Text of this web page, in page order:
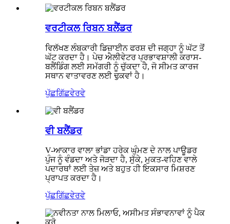
ਵਰਟੀਕਲ ਰਿਬਨ ਬਲੈਂਡਰ
ਵਿਲੱਖਣ ਲੰਬਕਾਰੀ ਡਿਜ਼ਾਈਨ ਫਰਸ਼ ਦੀ ਜਗ੍ਹਾ ਨੂੰ ਘੱਟ ਤੋਂ
ਘੱਟ ਕਰਦਾ ਹੈ। ਪੇਚ ਐਲੀਵੇਟਰ ਪ੍ਰਭਾਵਸ਼ਾਲੀ ਕਰਾਸ-
ਬਲੈਂਡਿੰਗ ਲਈ ਸਮੱਗਰੀ ਨੂੰ ਚੁੱਕਦਾ ਹੈ, ਜੋ ਸੀਮਤ ਕਾਰਜ
ਸਥਾਨ ਵਾਤਾਵਰਣ ਲਈ ਢੁਕਵਾਂ ਹੈ।
ਪੁੱਛਗਿੱਛਵੇਰਵੇ
ਵੀ ਬਲੈਂਡਰ
V-ਆਕਾਰ ਵਾਲਾ ਭਾਂਡਾ ਹਰੇਕ ਘੁੰਮਣ ਦੇ ਨਾਲ ਪਾਊਡਰ
ਪੁੰਜ ਨੂੰ ਵੰਡਦਾ ਅਤੇ ਜੋੜਦਾ ਹੈ, ਸੁੱਕੇ, ਮੁਕਤ-ਵਹਿਣ ਵਾਲੇ
ਪਦਾਰਥਾਂ ਲਈ ਤੇਜ਼ ਅਤੇ ਬਹੁਤ ਹੀ ਇਕਸਾਰ ਮਿਸ਼ਰਣ
ਪ੍ਰਾਪਤ ਕਰਦਾ ਹੈ।
ਪੁੱਛਗਿੱਛਵੇਰਵੇ